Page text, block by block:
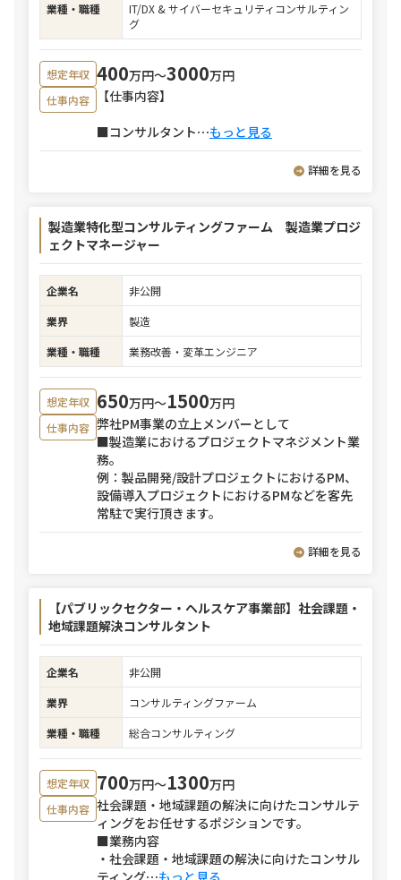
業種・職種
IT/DX & サイバーセキュリティコンサルティン
グ
想定年収 400万円〜3000万円
仕事内容
【仕事内容】
■コンサルタント⋯もっと見る
詳細を見る
製造業特化型コンサルティングファーム 製造業プロジ
ェクトマネージャー
企業名
非公開
業界
製造
業種・職種
業務改善・変革エンジニア
想定年収 650万円〜1500万円
仕事内容 弊社PM事業の立上メンバーとして
■製造業におけるプロジェクトマネジメント業
務。
例：製品開発/設計プロジェクトにおけるPM、
設備導入プロジェクトにおけるPMなどを客先
常駐で実行頂きます。
詳細を見る
【パブリックセクター・ヘルスケア事業部】社会課題・
地域課題解決コンサルタント
企業名
非公開
業界
コンサルティングファーム
業種・職種
総合コンサルティング
想定年収 700万円〜1300万円
仕事内容 社会課題・地域課題の解決に向けたコンサルテ
ィングをお任せするポジションです。
■業務内容
・社会課題・地域課題の解決に向けたコンサル
ティング⋯もっと見る